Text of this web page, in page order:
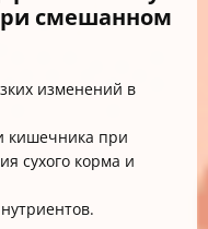
смешанном
изменений в
кишечника при
сухого корма и